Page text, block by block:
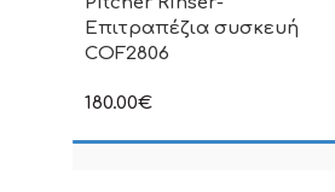
Επιτραπέζια συσκευή
COF2806
180.00€
συμπεριλαμβάνεται Φ.Π.Α